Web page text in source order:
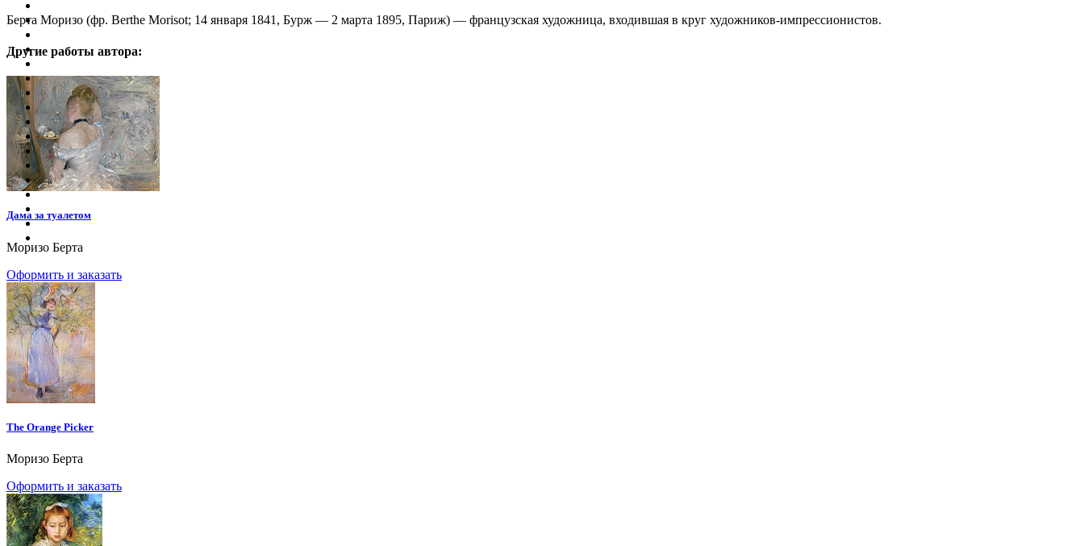
Берта Моризо (фр. Berthe Morisot; 14 января 1841, Бурж — 2 марта 1895, Париж) — французская художница, входившая в круг художников-импрессионистов.
Другие работы автора:
Дама за туалетом
Моризо Берта
Оформить и заказать
The Orange Picker
Моризо Берта
Оформить и заказать